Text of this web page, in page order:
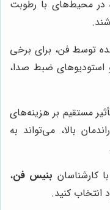
در محیط‌های با رطوبت
توسط فن، برای برخی
استودیوهای ضبط صدا،
مستقیم بر هزینه‌های
بالا، می‌تواند به
کارشناسان بنیس فن،
انتخاب کنید.